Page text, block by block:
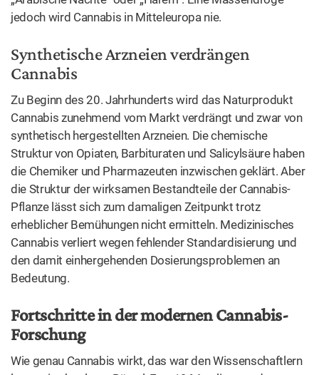
Die Antwort einfach ausgedrückt: Im menschlichen
Nervensystem befinden sich
Cannabinoid-Rezeptoren,
denen die Wirkstoffe aus der Cannabispflanze andocken
können. Und dass es diese Rezeptoren überhaupt gibt,
liegt daran, dass der menschliche Körper in der Lage ist,
selbst „Glückssubstanzen“ herzustellen. Das passiert zum
Beispiel bei Anstrengung, Stress oder Schmerzen. Jogger
kennen das Phänomen unter dem Begriff „Runner’s High“.
Weil der Körper diese Wirkstoffe selbst herstellt, heißen
sie Endocannabinoide, im Gegensatz zu von außen, also
„exo“, zugeführten Substanzen. Die im Hanf
vorkommenden Cannabinoide docken also an den
gleichen Rezeptoren an wie die Endocannabinoide.
Es ist im Jahr 1992, als Mechoulam das erste
körpereigene Cannabinoid entdeckt, er nennt es
„Glückseligkeit“. Seither sind etliche weitere
Endocannabinoide gefunden worden. Die Forschung läuft
auf Hochtouren.